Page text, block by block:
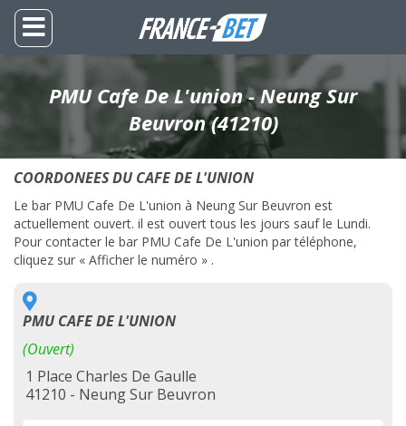
PMU Cafe De L'union - Neung Sur
Beuvron (41210)
COORDONEES DU CAFE DE L'UNION
Le bar PMU Cafe De L'union à Neung Sur Beuvron est
actuellement ouvert. il est ouvert tous les jours sauf le Lundi.
Pour contacter le bar PMU Cafe De L'union par téléphone,
cliquez sur « Afficher le numéro » .
PMU CAFE DE L'UNION
(Ouvert)
1 Place Charles De Gaulle
41210 - Neung Sur Beuvron